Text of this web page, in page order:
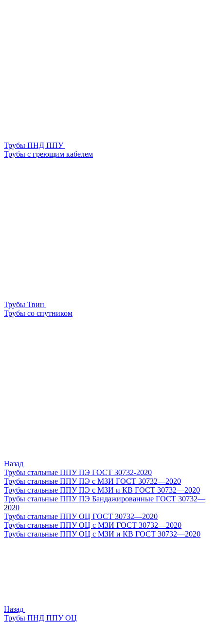
Трубы ПНД ППУ
Трубы с греющим кабелем
Трубы Твин
Трубы со спутником
Назад
Трубы стальные ППУ ПЭ ГОСТ 30732-2020
Трубы стальные ППУ ПЭ с МЗИ ГОСТ 30732—2020
Трубы стальные ППУ ПЭ с МЗИ и КВ ГОСТ 30732—2020
Трубы стальные ППУ ПЭ Бандажированные ГОСТ 30732—
2020
Трубы стальные ППУ ОЦ ГОСТ 30732—2020
Трубы стальные ППУ ОЦ с МЗИ ГОСТ 30732—2020
Трубы стальные ППУ ОЦ с МЗИ и КВ ГОСТ 30732—2020
Назад
Трубы ПНД ППУ ОЦ